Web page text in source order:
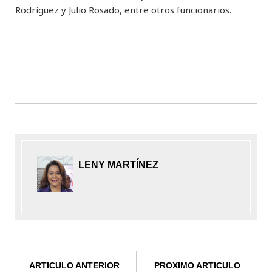
Rodríguez y Julio Rosado, entre otros funcionarios.
LENY MARTÍNEZ
ARTICULO ANTERIOR PROXIMO ARTICULO